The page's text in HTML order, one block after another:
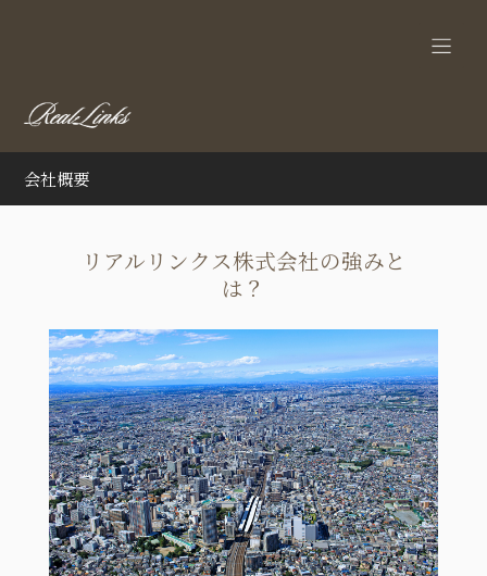
会社概要
リアルリンクス株式会社の強みと
は？